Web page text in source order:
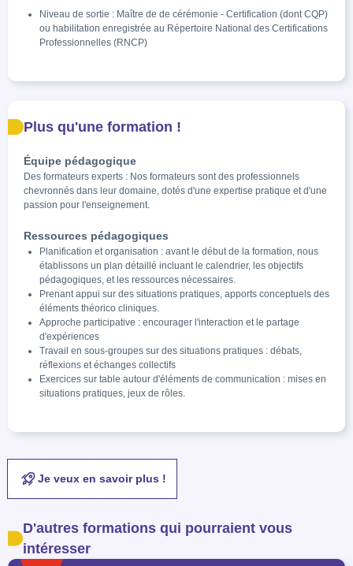
Niveau de sortie : Maître de de cérémonie - Certification (dont CQP)
ou habilitation enregistrée au Répertoire National des Certifications
Professionnelles (RNCP)
Plus qu'une formation !
Équipe pédagogique
Des formateurs experts : Nos formateurs sont des professionnels
chevronnés dans leur domaine, dotés d'une expertise pratique et d'une
passion pour l'enseignement.
Ressources pédagogiques
Planification et organisation : avant le début de la formation, nous
établissons un plan détaillé incluant le calendrier, les objectifs
pédagogiques, et les ressources nécessaires.
Prenant appui sur des situations pratiques, apports conceptuels des
éléments théorico cliniques.
Approche participative : encourager l'interaction et le partage
d'expériences
Travail en sous-groupes sur des situations pratiques : débats,
réflexions et échanges collectifs
Exercices sur table autour d'éléments de communication : mises en
situations pratiques, jeux de rôles.
Je veux en savoir plus !
D'autres formations qui pourraient vous
intéresser